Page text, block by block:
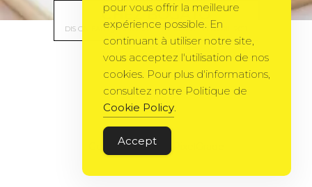
CHEZ BOGATO
DIS ON FAIT QUOI TODAY ?BYKIARA 21 AVRIL 2011
Gema Theme
pour vous offrir la meilleure
expérience possible. En
continuant à utiliser notre site,
vous acceptez l'utilisation de nos
cookies. Pour plus d'informations,
consultez notre Politique de
Cookie Policy.
Accept